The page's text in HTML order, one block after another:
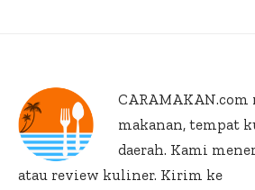
CARAMAKAN.com
makanan, tempat
daerah. Kami
atau review kuliner. Kirim ke